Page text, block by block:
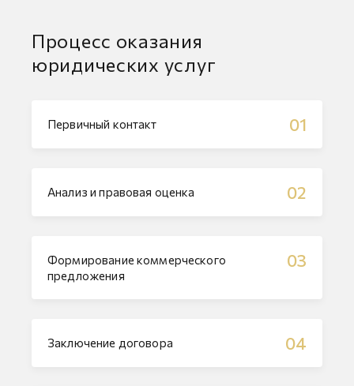
Процесс оказания
юридических услуг
Первичный контакт 01
Анализ и правовая оценка 02
Формирование коммерческого
предложения
03
Заключение договора 04